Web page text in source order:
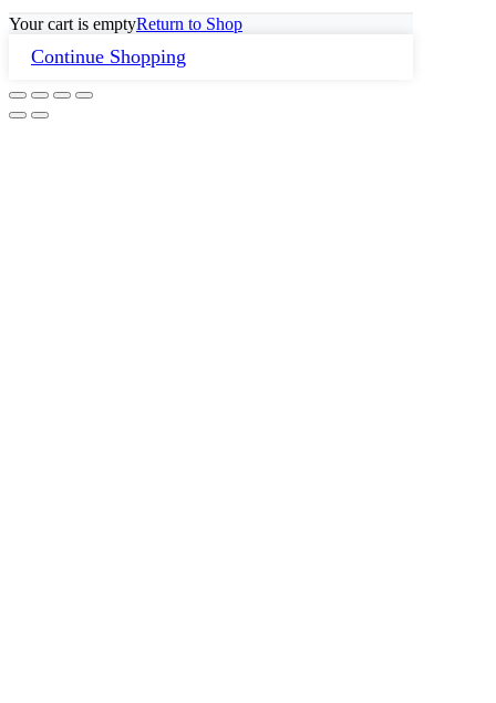
Your cart is emptyReturn to Shop
Continue Shopping